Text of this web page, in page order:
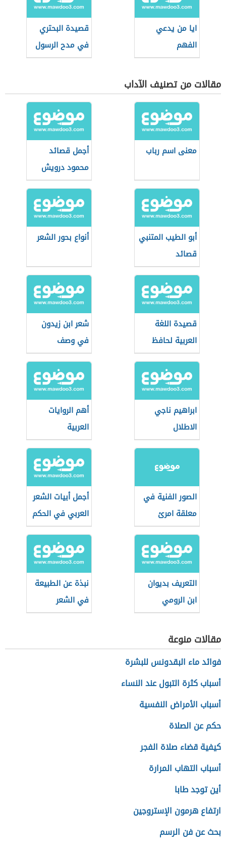
ايا من يدعي
الفهم
قصيدة البحتري
في مدح الرسول
مقالات من تصنيف الآداب
معنى اسم رباب
أجمل قصائد
محمود درويش
أبو الطيب المتنبي
قصائد
أنواع بحور الشعر
قصيدة اللغة
العربية لحافظ
ابراهيم
شعر ابن زيدون
في وصف
الطبيعة
ابراهيم ناجي
الاطلال
أهم الروايات
العربية
الصور الفنية في
معلقة امرئ
القيس (قفا
نبكي)
أجمل أبيات الشعر
العربي في الحكم
التعريف بديوان
ابن الرومي
نبذة عن الطبيعة
في الشعر
الأندلسي
مقالات منوعة
فوائد ماء البقدونس للبشرة
أسباب كثرة التبول عند النساء
أسباب الأمراض النفسية
حكم عن الصلاة
كيفية قضاء صلاة الفجر
أسباب التهاب المرارة
أين توجد طابا
ارتفاع هرمون الإستروجين
بحث عن فن الرسم